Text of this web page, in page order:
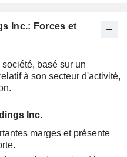
Inc.: Forces et
basé sur un
à son secteur d'activité,
Inc.
marges et présente